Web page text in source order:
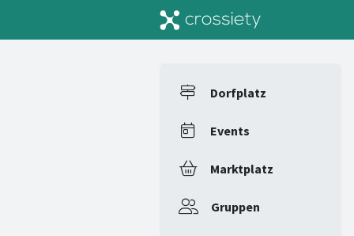
Dorfplatz
Events
Marktplatz
Gruppen